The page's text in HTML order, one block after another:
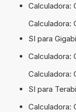
Calculadora:
Calculadora:
SI para
Calculadora:
Calculadora:
SI para
Calculadora: